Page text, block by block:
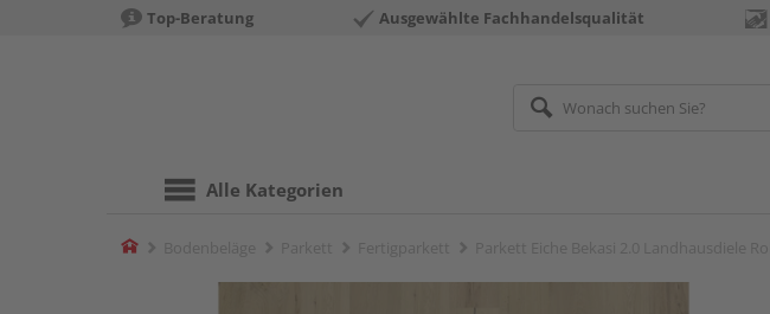
Top-Beratung Ausgewählte Fachhandelsqualität
Alle Kategorien
Home